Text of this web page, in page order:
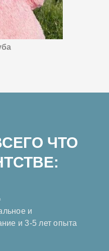
ЧТО
и
и 3-5 лет опыта